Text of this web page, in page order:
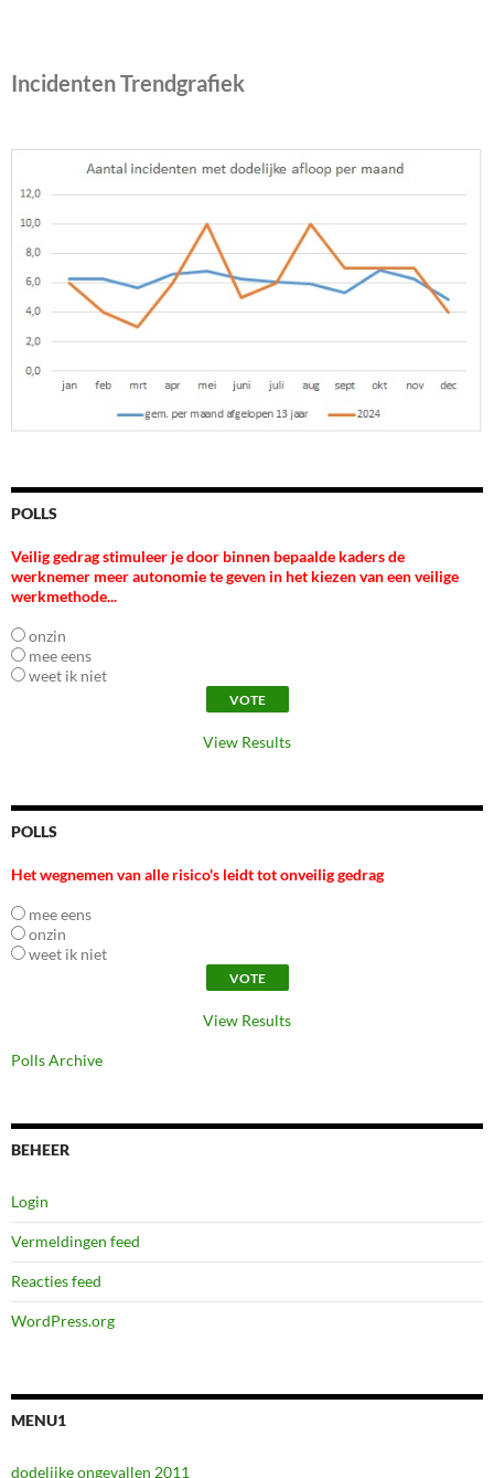
Incidenten Trendgrafiek
POLLS
Veilig gedrag stimuleer je door binnen bepaalde kaders de
werknemer meer autonomie te geven in het kiezen van een veilige
werkmethode...
onzin
mee eens
weet ik niet
View Results
POLLS
Het wegnemen van alle risico's leidt tot onveilig gedrag
mee eens
onzin
weet ik niet
View Results
Polls Archive
BEHEER
Login
Vermeldingen feed
Reacties feed
WordPress.org
MENU1
dodelijke ongevallen 2011